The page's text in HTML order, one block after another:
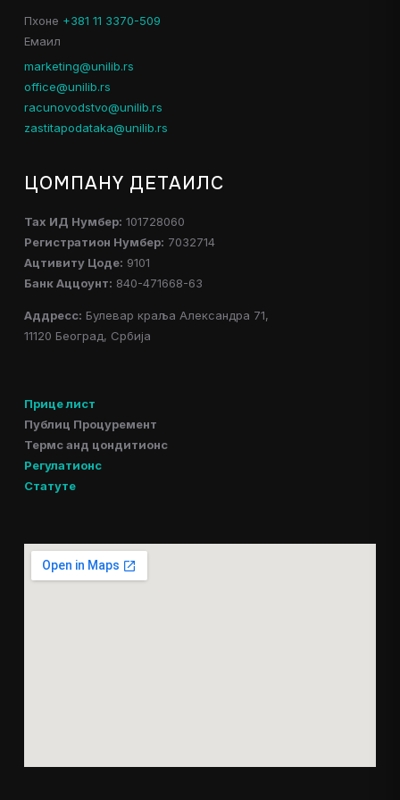
Пхоне +381 11 3370-509
Емаил
marketing@unilib.rs
office@unilib.rs
racunovodstvo@unilib.rs
zastitapodataka@unilib.rs
ЦОМПАНY ДЕТАИЛС
Таx ИД Нумбер: 101728060
Регистратион Нумбер: 7032714
Ацтивитy Цоде: 9101
Банк Аццоунт: 840-471668-63
Аддресс: Булевар краља Александра 71,
11120 Београд, Србија
Прице лист
Публиц Процуремент
Термс анд цондитионс
Регулатионс
Статуте